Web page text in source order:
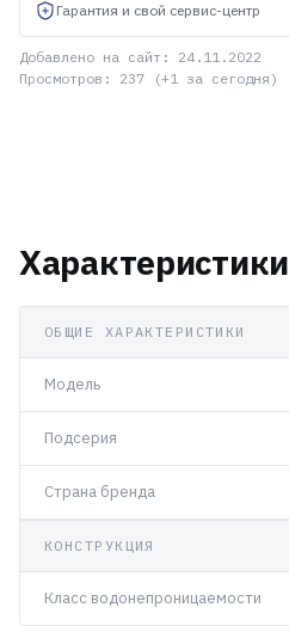
Гарантия и свой сервис-центр
Добавлено на сайт: 24.11.2022
Просмотров: 237 (+1 за сегодня)
Характеристики
ОБЩИЕ ХАРАКТЕРИСТИКИ
Модель
Подсерия
Страна бренда
КОНСТРУКЦИЯ
Класс водонепроницаемости